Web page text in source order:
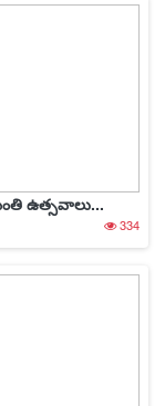
ఉత్సవాలు...
334